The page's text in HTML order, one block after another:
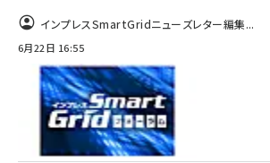
インプレスSmartGridニューズレター編集...
6月22日 16:55